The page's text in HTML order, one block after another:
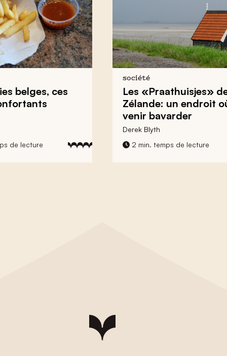
belges, ces
de lecture
société
Les «Praathuisjes»
Zélande: un endroit
venir bavarder
Derek Blyth
2 min. temps de lecture